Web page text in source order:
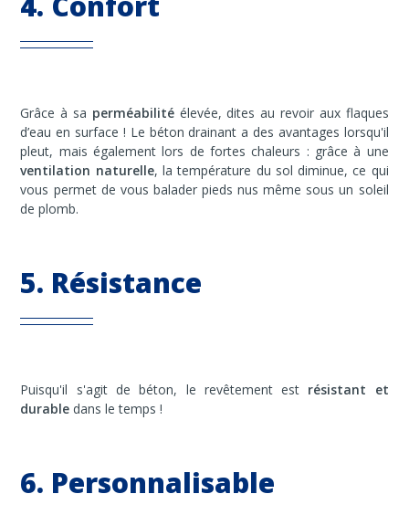
Grâce à sa perméabilitéélevée, dites au revoir aux flaques
d’eau en surface ! Le béton drainant a des avantages lorsqu'il
pleut, mais également lors de fortes chaleurs : grâce à une
ventilation naturelle, la température du sol diminue, ce qui
vous permet de vous balader pieds nus même sous un soleil
de plomb.
5. Résistance
Puisqu'il s'agit de béton, le revêtement est résistant et
durable dans le temps !
6. Personnalisable